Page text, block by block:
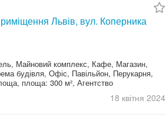
Львів, вул. Коперника
Майновий комплекс, Кафе, Магазин,
будівля, Офіс, Павільйон, Перукарня,
площа: 300 м², Агентство
18 квітня 2024